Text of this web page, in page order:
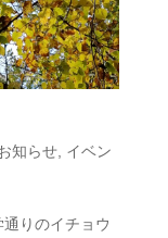
知らせ, イベン
りのイチョウ